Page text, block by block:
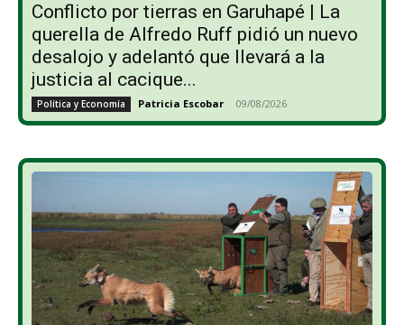
Conflicto por tierras en Garuhapé | La
querella de Alfredo Ruff pidió un nuevo
desalojo y adelantó que llevará a la
justicia al cacique...
Política y Economía Patricia Escobar - 09/08/2026